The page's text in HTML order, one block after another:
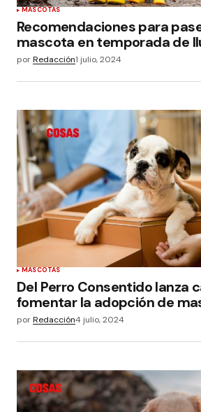
MASCOTAS
Recomendaciones para
mascota en temporada de
porRedacción1 julio, 2024
MASCOTAS
Del Perro Consentido lanza
fomentar la adopción de
porRedacción4 julio, 2024